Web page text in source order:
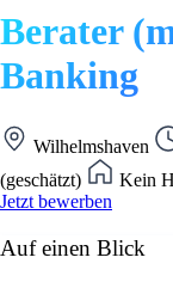
Berater
Banking
Wilhelmshaven
(geschätzt)
Kein
Jetzt bewerben
Auf einen Blick